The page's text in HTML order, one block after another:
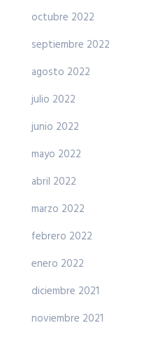
octubre 2022
septiembre 2022
agosto 2022
julio 2022
junio 2022
mayo 2022
abril 2022
marzo 2022
febrero 2022
enero 2022
diciembre 2021
noviembre 2021